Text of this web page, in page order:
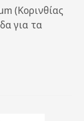
(Κορινθίας
για τα